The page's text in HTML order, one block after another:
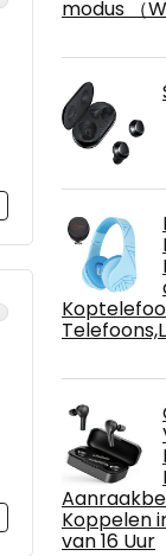
modus （
Koppelen
van 16 Uur